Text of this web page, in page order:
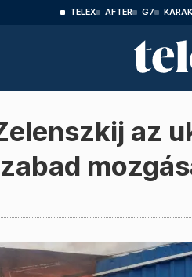
TELEX AFTER G7
az